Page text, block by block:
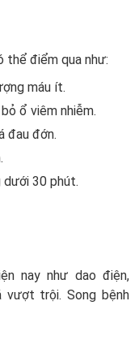
thể điểm qua như:
máu ít.
ổ viêm nhiễm.
đau đớn.
dưới 30 phút.
nay như dao điện,
vượt trội. Song bệnh